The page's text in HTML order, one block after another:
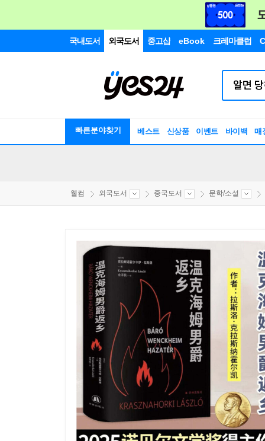
국내도서 외국도서 중고샵 eBook 크레마클럽
빠른분야찾기 베스트 신상품 이벤트 바이백 매
웰컴 외국도서 중국도서 문학/소설